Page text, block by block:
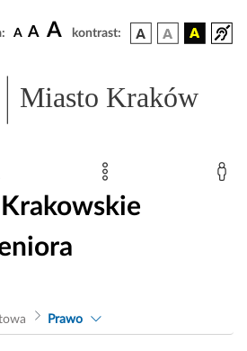
A A A kontrast:
Miasto Kraków
Prawo